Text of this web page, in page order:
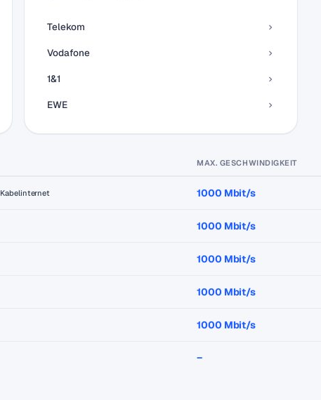
Telekom
Vodafone
1&1
EWE
MAX. GESCHWINDIGKEIT
Kabelinternet 1000 Mbit/s
1000 Mbit/s
1000 Mbit/s
1000 Mbit/s
1000 Mbit/s
–